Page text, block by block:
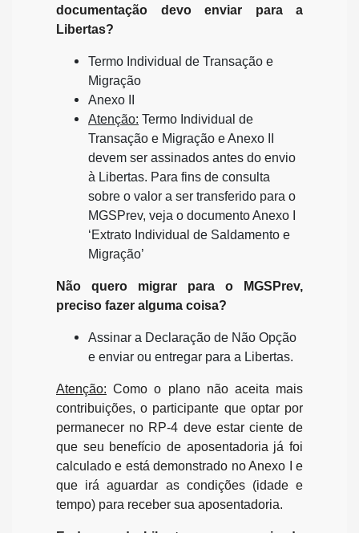
documentação devo enviar para a
Libertas?
Termo Individual de Transação e
Migração
Anexo II
Atenção: Termo Individual de
Transação e Migração e Anexo II
devem ser assinados antes do envio
à Libertas. Para fins de consulta
sobre o valor a ser transferido para o
MGSPrev, veja o documento Anexo I
‘Extrato Individual de Saldamento e
Migração’
Não quero migrar para o MGSPrev,
preciso fazer alguma coisa?
Assinar a Declaração de Não Opção
e enviar ou entregar para a Libertas.
Atenção: Como o plano não aceita mais
contribuições, o participante que optar por
permanecer no RP-4 deve estar ciente de
que seu benefício de aposentadoria já foi
calculado e está demonstrado no Anexo I e
que irá aguardar as condições (idade e
tempo) para receber sua aposentadoria.